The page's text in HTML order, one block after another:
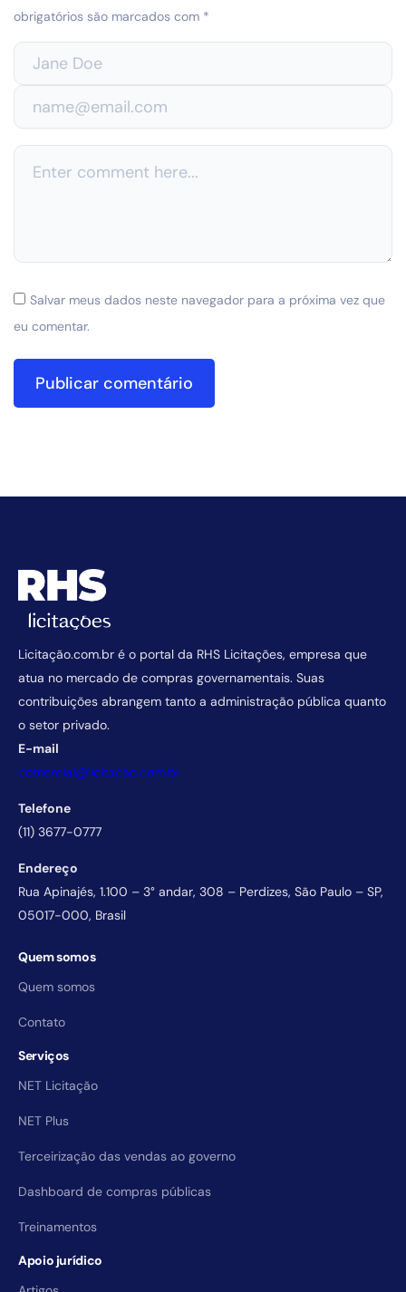
obrigatórios são marcados com *
Salvar meus dados neste navegador para a próxima vez que
eu comentar.
Licitação.com.br é o portal da RHS Licitações, empresa que
atua no mercado de compras governamentais. Suas
contribuições abrangem tanto a administração pública quanto
o setor privado.
E-mail
comercial@licitacao.com.br
Telefone
(11) 3677-0777
Endereço
Rua Apinajés, 1.100 – 3° andar, 308 – Perdizes, São Paulo – SP,
05017-000, Brasil
Quem somos
Quem somos
Contato
Serviços
NET Licitação
NET Plus
Terceirização das vendas ao governo
Dashboard de compras públicas
Treinamentos
Apoio jurídico